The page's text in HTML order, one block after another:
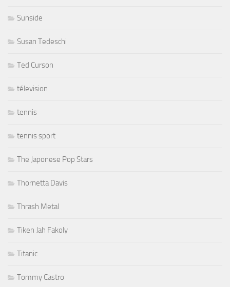
Sunside
Susan Tedeschi
Ted Curson
télevision
tennis
tennis sport
The Japonese Pop Stars
Thornetta Davis
Thrash Metal
Tiken Jah Fakoly
Titanic
Tommy Castro